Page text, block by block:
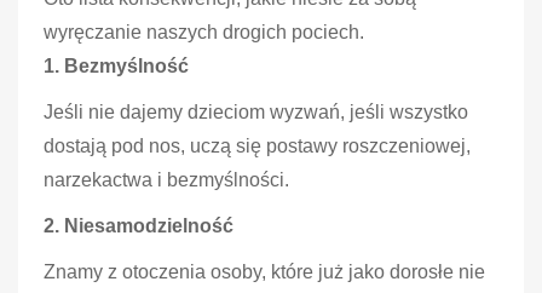
wyręczanie naszych drogich pociech.
1. Bezmyślność
Jeśli nie dajemy dzieciom wyzwań, jeśli wszystko
dostają pod nos, uczą się postawy roszczeniowej,
narzekactwa i bezmyślności.
2. Niesamodzielność
Znamy z otoczenia osoby, które już jako dorosłe nie